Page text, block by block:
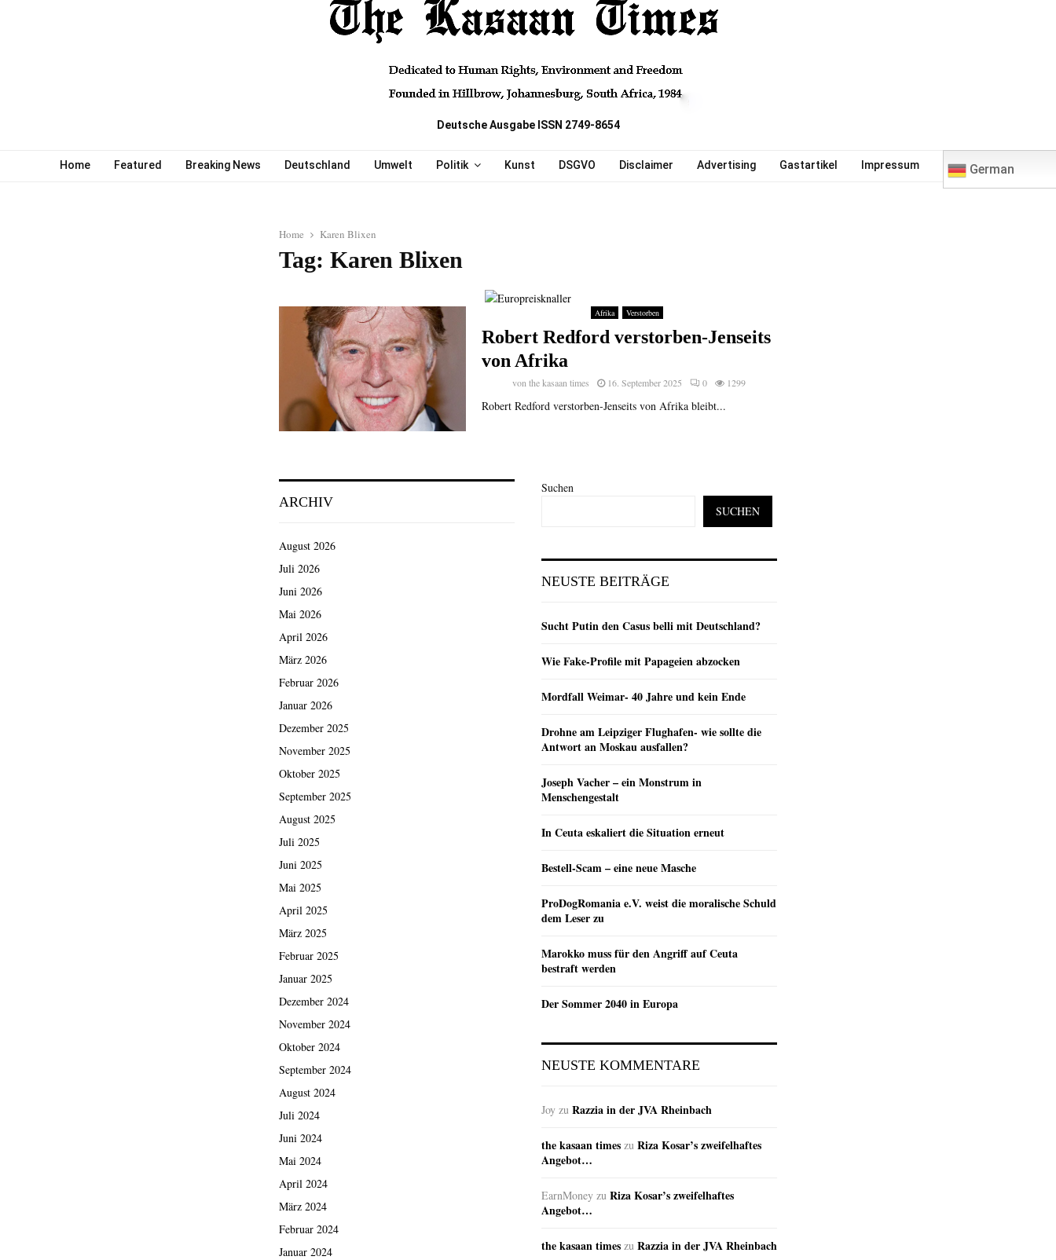
Deutsche Ausgabe ISSN 2749-8654
Home Featured Breaking News Deutschland Umwelt Politik Kunst DSGVO Disclaimer Advertising Gastartikel Impressum German
Home Karen Blixen
Tag: Karen Blixen
Afrika Verstorben
Robert Redford verstorben-Jenseits
von Afrika
vonthe kasaan times 16. September 2025 0 1299
Robert Redford verstorben-Jenseits von Afrika bleibt...
ARCHIV
August 2026
Juli 2026
Juni 2026
Mai 2026
April 2026
März 2026
Februar 2026
Januar 2026
Dezember 2025
November 2025
Oktober 2025
September 2025
August 2025
Juli 2025
Juni 2025
Mai 2025
April 2025
März 2025
Februar 2025
Januar 2025
Dezember 2024
November 2024
Oktober 2024
September 2024
August 2024
Juli 2024
Juni 2024
Mai 2024
April 2024
März 2024
Februar 2024
Januar 2024
Suchen
SUCHEN
NEUSTE BEITRÄGE
Sucht Putin den Casus belli mit Deutschland?
Wie Fake-Profile mit Papageien abzocken
Mordfall Weimar- 40 Jahre und kein Ende
Drohne am Leipziger Flughafen- wie sollte die
Antwort an Moskau ausfallen?
Joseph Vacher – ein Monstrum in
Menschengestalt
In Ceuta eskaliert die Situation erneut
Bestell-Scam – eine neue Masche
ProDogRomania e.V. weist die moralische Schuld
dem Leser zu
Marokko muss für den Angriff auf Ceuta
bestraft werden
Der Sommer 2040 in Europa
NEUSTE KOMMENTARE
Joy zu Razzia in der JVA Rheinbach
the kasaan times zu Riza Kosar’s zweifelhaftes
Angebot…
EarnMoney zu Riza Kosar’s zweifelhaftes
Angebot…
the kasaan times zu Razzia in der JVA Rheinbach